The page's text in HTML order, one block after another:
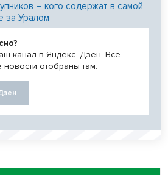
– кого содержат в самой
за Уралом
канал в Яндекс. Дзен. Все
отобраны там.